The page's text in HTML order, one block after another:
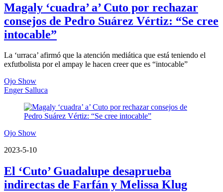
Magaly ‘cuadra’ a’ Cuto por rechazar
consejos de Pedro Suárez Vértiz: “Se cree
intocable”
La ‘urraca’ afirmó que la atención mediática que está teniendo el
exfutbolista por el ampay le hacen creer que es “intocable”
Ojo Show
Enger Salluca
Ojo Show
2023-5-10
El ‘Cuto’ Guadalupe desaprueba
indirectas de Farfán y Melissa Klug